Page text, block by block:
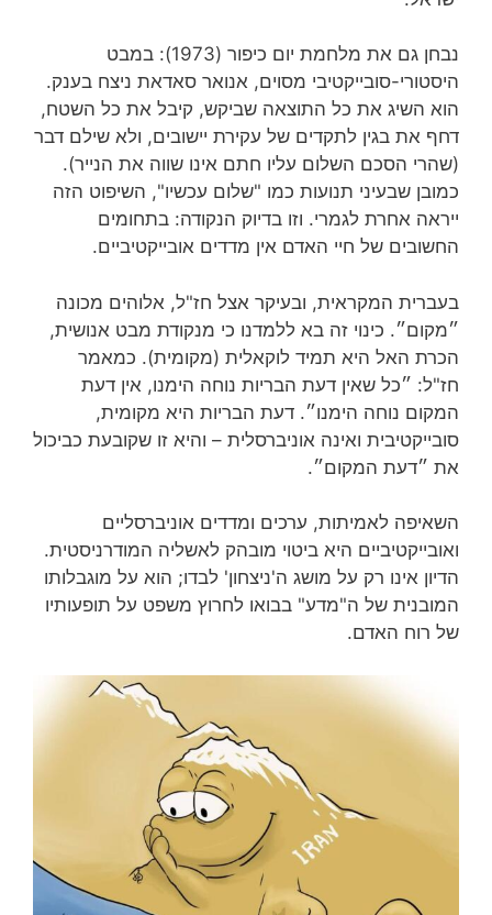
נבחן גם את מלחמת יום כיפור (1973): במבט
היסטורי-סובייקטיבי מסוים, אנואר סאדאת ניצח בענק.
הוא השיג את כל התוצאה שביקש, קיבל את כל השטח,
דחף את בגין לתקדים של עקירת יישובים, ולא שילם דבר
(שהרי הסכם השלום עליו חתם אינו שווה את הנייר).
כמובן שבעיני תנועות כמו "שלום עכשיו", השיפוט הזה
ייראה אחרת לגמרי. וזו בדיוק הנקודה: בתחומים
החשובים של חיי האדם אין מדדים אובייקטיביים.
בעברית המקראית, ובעיקר אצל חז"ל, אלוהים מכונה
״מקום״. כינוי זה בא ללמדנו כי מנקודת מבט אנושית,
הכרת האל היא תמיד לוקאלית (מקומית). כמאמר
חז"ל: ״כל שאין דעת הבריות נוחה הימנו, אין דעת
המקום נוחה הימנו״. דעת הבריות היא מקומית,
סובייקטיבית ואינה אוניברסלית – והיא זו שקובעת כביכול
את ״דעת המקום״.
השאיפה לאמיתות, ערכים ומדדים אוניברסליים
ואובייקטיביים היא ביטוי מובהק לאשליה המודרניסטית.
הדיון אינו רק על מושג ה'ניצחון' לבדו; הוא על מוגבלותו
המובנית של ה"מדע" בבואו לחרוץ משפט על תופעותיו
של רוח האדם.